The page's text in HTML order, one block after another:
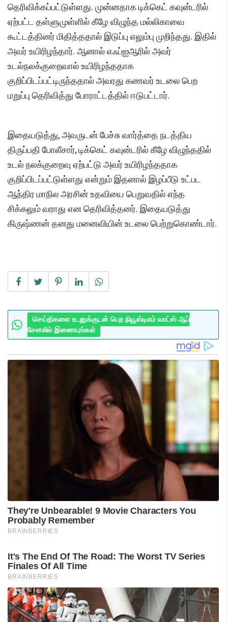
தெரிவிக்கப்பட்டுள்ளது. முன்னதாக டிக்கெட் கவுன்டரில்
ஏற்பட்ட தள்ளுமுள்ளில் கீழே விழுந்த மல்லிகாவை
கூட்டத்தினர் மிதித்ததால் இடுப்பு எலும்பு முறிந்தது. இதில்
அவர் உயிரிழந்தார். ஆனால் எஃப்ஐஆரில் அவர்
உடல்நலக்குறைவால் உயிரிழந்ததாக
குறிப்பிடப்பட்டிருந்ததால் அவரது கணவர் உடலை பெற
மறுப்பு தெரிவித்து போராட்டத்தில் ஈடுபட்டார்.
இதையடுத்து, அவருடன் பேச்சு வார்த்தை நடத்திய
திருப்பதி போலீசார், டிக்கெட் கவுன்டரில் கீழே விழுந்ததில்
உடல் நலக்குறைவு ஏற்பட்டு அவர் உயிரிழந்ததாக
குறிப்பிடப்பட்டுள்ளது என்றும் இதனால் இழப்பீடு உட்பட
ஆந்திர மாநில அரசின் உதவியை பெறுவதில் எந்த
சிக்கலும் வராது என தெரிவித்தனர். இதையடுத்து
கிருஷ்ணன் தனது மனைவியின் உடலை பெற்றுகொண்டார்.
செய்திகளை உடனுக்குடன் பெற நியூஸ்டிஎம் வாட்ஸ் ஆப்
சேனலில் இணையுங்கள்